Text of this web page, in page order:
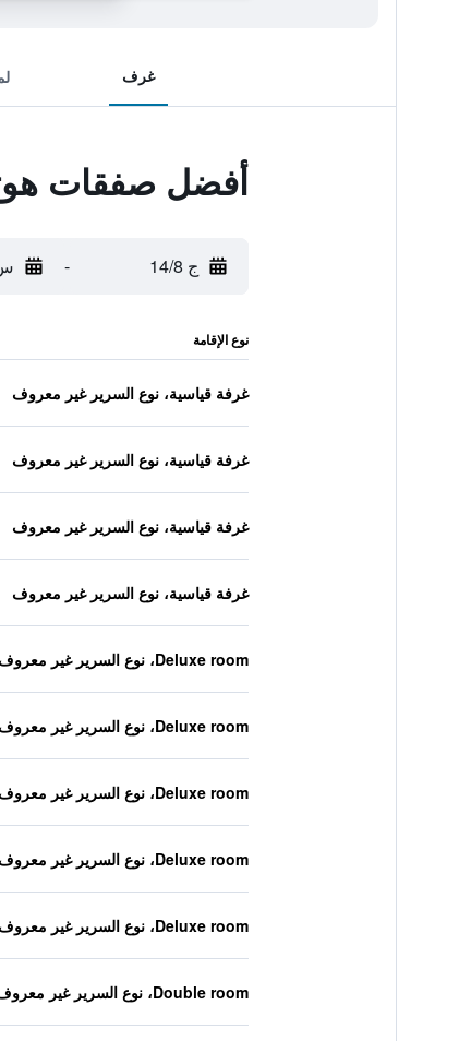
غرف
أفضل صفقات
ج 14/8 - س
نوع الإقامة
غرفة قياسية، نوع السرير غير معروف
غرفة قياسية، نوع السرير غير معروف
غرفة قياسية، نوع السرير غير معروف
غرفة قياسية، نوع السرير غير معروف
Deluxe room، نوع السرير غير معروف
Deluxe room، نوع السرير غير معروف
Deluxe room، نوع السرير غير معروف
Deluxe room، نوع السرير غير معروف
Deluxe room، نوع السرير غير معروف
Double room، نوع السرير غير معروف